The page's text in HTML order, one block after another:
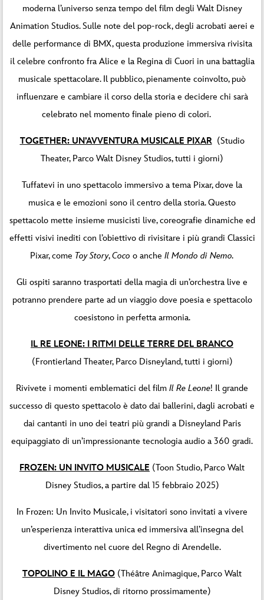
moderna l’universo senza tempo del film degli Walt Disney
Animation Studios. Sulle note del pop-rock, degli acrobati aerei e
delle performance di BMX, questa produzione immersiva rivisita
il celebre confronto fra Alice e la Regina di Cuori in una battaglia
musicale spettacolare. Il pubblico, pienamente coinvolto, può
influenzare e cambiare il corso della storia e decidere chi sarà
celebrato nel momento finale pieno di colori.
TOGETHER: UN’AVVENTURA MUSICALE PIXAR (Studio
Theater, Parco Walt Disney Studios, tutti i giorni)
Tuffatevi in uno spettacolo immersivo a tema Pixar, dove la
musica e le emozioni sono il centro della storia. Questo
spettacolo mette insieme musicisti live, coreografie dinamiche ed
effetti visivi inediti con l’obiettivo di rivisitare i più grandi Classici
Pixar, come Toy Story,Coco o anche Il Mondo di Nemo.
Gli ospiti saranno trasportati della magia di un’orchestra live e
potranno prendere parte ad un viaggio dove poesia e spettacolo
coesistono in perfetta armonia.
IL RE LEONE: I RITMI DELLE TERRE DEL BRANCO
(Frontierland Theater, Parco Disneyland, tutti i giorni)
Rivivete i momenti emblematici del film Il Re Leone! Il grande
successo di questo spettacolo è dato dai ballerini, dagli acrobati e
dai cantanti in uno dei teatri più grandi a Disneyland Paris
equipaggiato di un’impressionante tecnologia audio a 360 gradi.
FROZEN: UN INVITO MUSICALE (Toon Studio, Parco Walt
Disney Studios, a partire dal 15 febbraio 2025)
In Frozen: Un Invito Musicale, i visitatori sono invitati a vivere
un’esperienza interattiva unica ed immersiva all’insegna del
divertimento nel cuore del Regno di Arendelle.
TOPOLINO E IL MAGO (Théâtre Animagique, Parco Walt
Disney Studios, di ritorno prossimamente)